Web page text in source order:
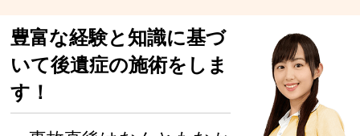
豊富な経験と知識に基づ
いて後遺症の施術をしま
す！